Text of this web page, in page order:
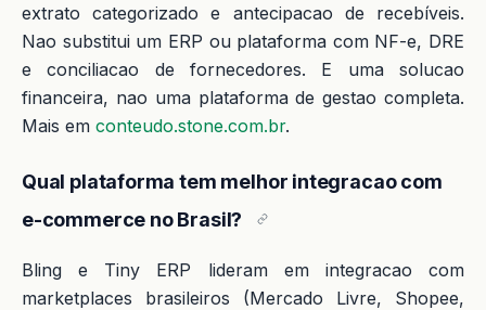
extrato categorizado e antecipacao de recebíveis.
Nao substitui um ERP ou plataforma com NF-e, DRE
e conciliacao de fornecedores. E uma solucao
financeira, nao uma plataforma de gestao completa.
Mais em conteudo.stone.com.br.
Qual plataforma tem melhor integracao com
e-commerce no Brasil?
Bling e Tiny ERP lideram em integracao com
marketplaces brasileiros (Mercado Livre, Shopee,